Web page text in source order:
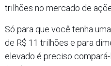
trilhões no mercado de
Só para que você tenha
de R$ 11 trilhões e para
elevado é preciso